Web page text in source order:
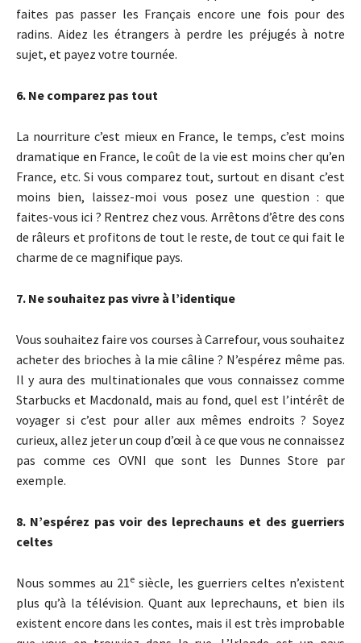
faites pas passer les Français encore une fois pour des
radins. Aidez les étrangers à perdre les préjugés à notre
sujet, et payez votre tournée.
6. Ne comparez pas tout
La nourriture c’est mieux en France, le temps, c’est moins
dramatique en France, le coût de la vie est moins cher qu’en
France, etc. Si vous comparez tout, surtout en disant c’est
moins bien, laissez-moi vous posez une question : que
faites-vous ici ? Rentrez chez vous. Arrêtons d’être des cons
de râleurs et profitons de tout le reste, de tout ce qui fait le
charme de ce magnifique pays.
7. Ne souhaitez pas vivre à l’identique
Vous souhaitez faire vos courses à Carrefour, vous souhaitez
acheter des brioches à la mie câline ? N’espérez même pas.
Il y aura des multinationales que vous connaissez comme
Starbucks et Macdonald, mais au fond, quel est l’intérêt de
voyager si c’est pour aller aux mêmes endroits ? Soyez
curieux, allez jeter un coup d’œil à ce que vous ne connaissez
pas comme ces OVNI que sont les Dunnes Store par
exemple.
8. N’espérez pas voir des leprechauns et des guerriers
celtes
Nous sommes au 21 e siècle, les guerriers celtes n’existent
plus qu’à la télévision. Quant aux leprechauns, et bien ils
existent encore dans les contes, mais il est très improbable